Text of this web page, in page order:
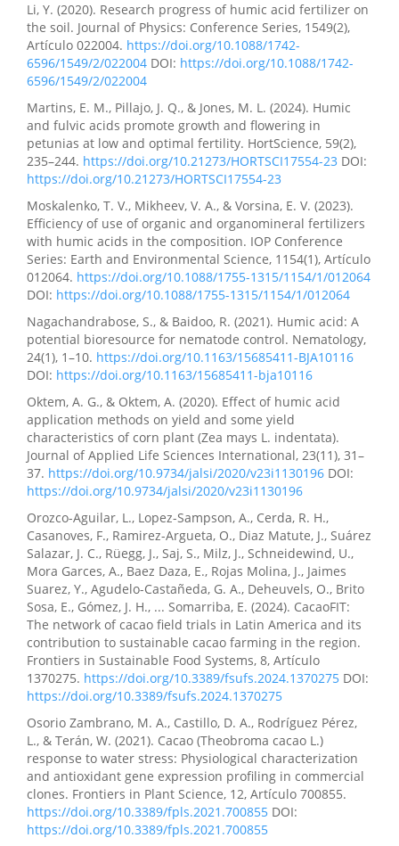
Li, Y. (2020). Research progress of humic acid fertilizer on
the soil. Journal of Physics: Conference Series, 1549(2),
Artículo 022004. https://doi.org/10.1088/1742-
6596/1549/2/022004 DOI: https://doi.org/10.1088/1742-
6596/1549/2/022004
Martins, E. M., Pillajo, J. Q., & Jones, M. L. (2024). Humic
and fulvic acids promote growth and flowering in
petunias at low and optimal fertility. HortScience, 59(2),
235–244. https://doi.org/10.21273/HORTSCI17554-23 DOI:
https://doi.org/10.21273/HORTSCI17554-23
Moskalenko, T. V., Mikheev, V. A., & Vorsina, E. V. (2023).
Efficiency of use of organic and organomineral fertilizers
with humic acids in the composition. IOP Conference
Series: Earth and Environmental Science, 1154(1), Artículo
012064. https://doi.org/10.1088/1755-1315/1154/1/012064
DOI: https://doi.org/10.1088/1755-1315/1154/1/012064
Nagachandrabose, S., & Baidoo, R. (2021). Humic acid: A
potential bioresource for nematode control. Nematology,
24(1), 1–10. https://doi.org/10.1163/15685411-BJA10116
DOI: https://doi.org/10.1163/15685411-bja10116
Oktem, A. G., & Oktem, A. (2020). Effect of humic acid
application methods on yield and some yield
characteristics of corn plant (Zea mays L. indentata).
Journal of Applied Life Sciences International, 23(11), 31–
37. https://doi.org/10.9734/jalsi/2020/v23i1130196 DOI:
https://doi.org/10.9734/jalsi/2020/v23i1130196
Orozco-Aguilar, L., Lopez-Sampson, A., Cerda, R. H.,
Casanoves, F., Ramirez-Argueta, O., Diaz Matute, J., Suárez
Salazar, J. C., Rüegg, J., Saj, S., Milz, J., Schneidewind, U.,
Mora Garces, A., Baez Daza, E., Rojas Molina, J., Jaimes
Suarez, Y., Agudelo-Castañeda, G. A., Deheuvels, O., Brito
Sosa, E., Gómez, J. H., ... Somarriba, E. (2024). CacaoFIT:
The network of cacao field trials in Latin America and its
contribution to sustainable cacao farming in the region.
Frontiers in Sustainable Food Systems, 8, Artículo
1370275. https://doi.org/10.3389/fsufs.2024.1370275 DOI:
https://doi.org/10.3389/fsufs.2024.1370275
Osorio Zambrano, M. A., Castillo, D. A., Rodríguez Pérez,
L., & Terán, W. (2021). Cacao (Theobroma cacao L.)
response to water stress: Physiological characterization
and antioxidant gene expression profiling in commercial
clones. Frontiers in Plant Science, 12, Artículo 700855.
https://doi.org/10.3389/fpls.2021.700855 DOI:
https://doi.org/10.3389/fpls.2021.700855